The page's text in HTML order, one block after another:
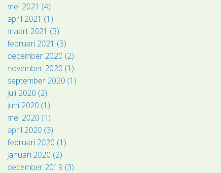
mei 2021 (4)
april 2021 (1)
maart 2021 (3)
februari 2021 (3)
december 2020 (2)
november 2020 (1)
september 2020 (1)
juli 2020 (2)
juni 2020 (1)
mei 2020 (1)
april 2020 (3)
februari 2020 (1)
januari 2020 (2)
december 2019 (3)